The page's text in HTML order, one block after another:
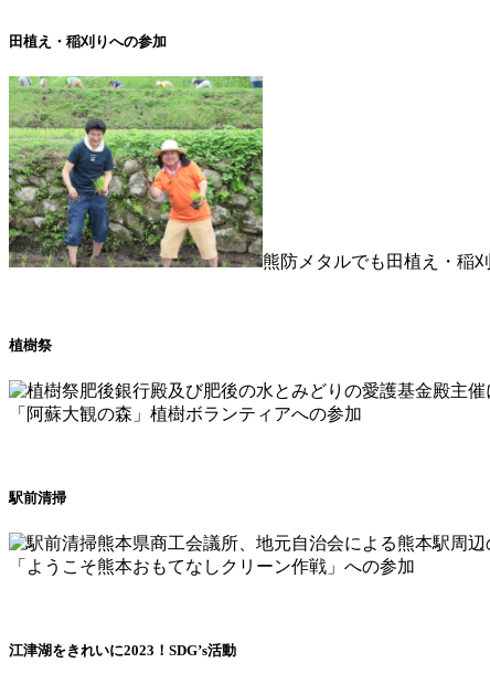
田植え・稲刈りへの参加
熊防メタルでも田植え・稲
植樹祭
肥後銀行殿及び肥後の水とみどりの愛護基金殿主催
「阿蘇大観の森」植樹ボランティアへの参加
駅前清掃
熊本県商工会議所、地元自治会による熊本駅周辺
「ようこそ熊本おもてなしクリーン作戦」への参加
江津湖をきれいに2023！SDG’s活動